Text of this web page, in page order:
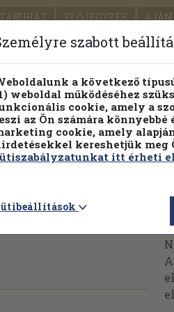
ELŐJEGYZÉS
PILLANATNYI ÁRAINK
Részletes
szabott
a következő
weboldal működéséhez
cookie, amely a
az Ön számára könnyebbé
cookie, amely
kereshetjük meg
itt érheti